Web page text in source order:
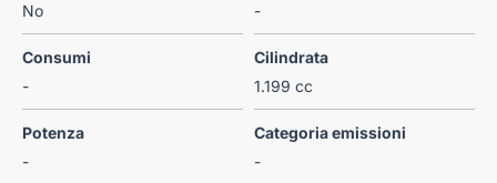
No
-
Consumi
-
Cilindrata
1.199 cc
Potenza
-
Categoria emissioni
-